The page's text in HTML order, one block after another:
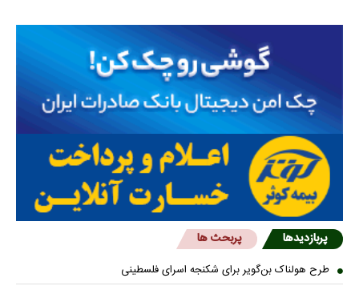
پربازدیدها پربحث ها
طرح هولناک بن‌گویر برای شکنجه اسرای فلسطینی